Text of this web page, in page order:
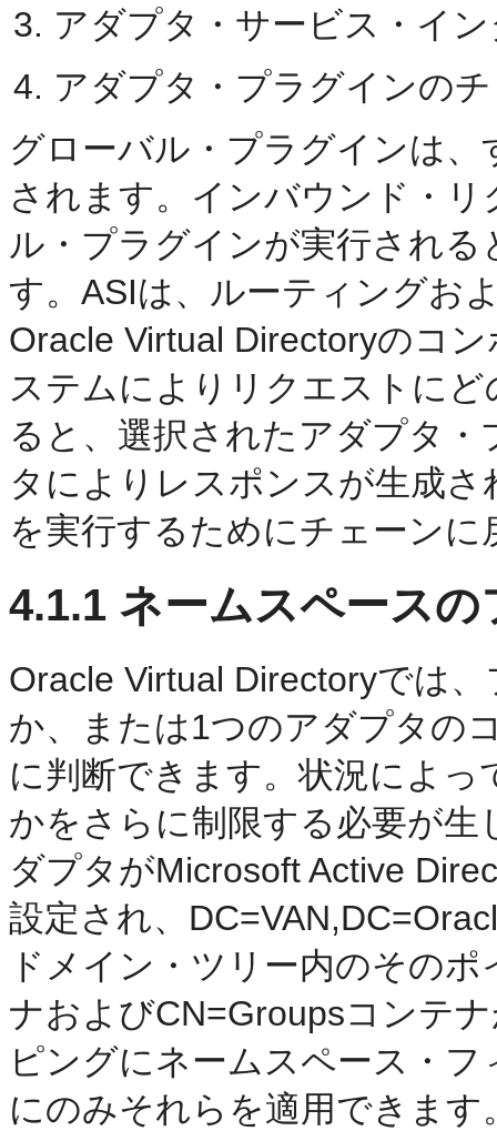
アダプタ・サービス・イ
アダプタ・プラグインの
グローバル・プラグインは
されます。インバウンド・
ル・プラグインが実行され
す。ASIは、ルーティングお
Oracle Virtual Directoryのコ
ステムによりリクエストに
ると、選択されたアダプタ
タによりレスポンスが生成
を実行するためにチェーンに
4.1.1 ネームスペースの
Oracle Virtual Directoryでは、
か、または1つのアダプタの
に判断できます。状況によ
かをさらに制限する必要が
ダプタがMicrosoft Active
設定され、
ドメイン・ツリー内のその
ナおよびCN=Groupsコンテ
ピングにネームスペース・
にのみそれらを適用できます